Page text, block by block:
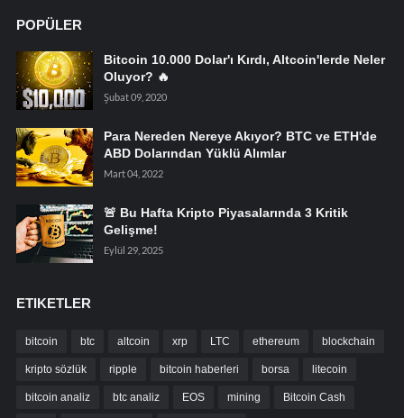
POPÜLER
Bitcoin 10.000 Dolar'ı Kırdı, Altcoin'lerde Neler
Oluyor? 🔥
Şubat 09, 2020
Para Nereden Nereye Akıyor? BTC ve ETH'de
ABD Dolarından Yüklü Alımlar
Mart 04, 2022
🚨 Bu Hafta Kripto Piyasalarında 3 Kritik
Gelişme!
Eylül 29, 2025
ETIKETLER
bitcoin btc altcoin xrp LTC ethereum blockchain
kripto sözlük ripple bitcoin haberleri borsa litecoin
bitcoin analiz btc analiz EOS mining Bitcoin Cash